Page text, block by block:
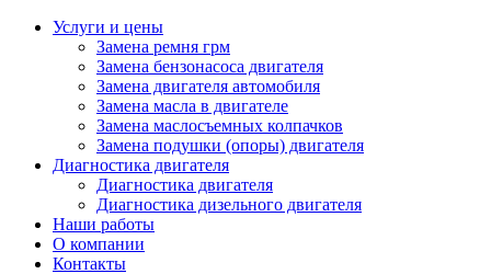
Услуги и цены
Замена ремня грм
Замена бензонасоса двигателя
Замена двигателя автомобиля
Замена масла в двигателе
Замена маслосъемных колпачков
Замена подушки (опоры) двигателя
Диагностика двигателя
Диагностика двигателя
Диагностика дизельного двигателя
Наши работы
О компании
Контакты